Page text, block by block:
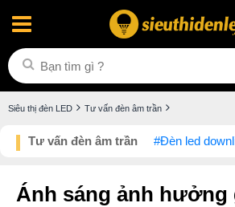
Siêu thị đèn LED Tư vấn đèn âm trần
Tư vấn đèn âm trần #Đèn led
Ánh sáng ảnh hưởng